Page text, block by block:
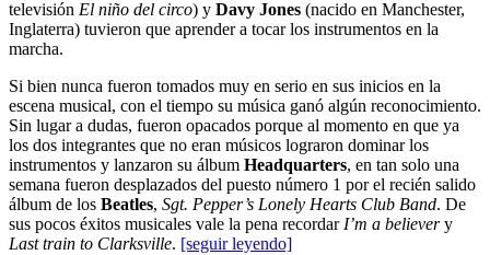
televisión El niño del circo) y Davy Jones (nacido en Manchester,
Inglaterra) tuvieron que aprender a tocar los instrumentos en la
marcha.
Si bien nunca fueron tomados muy en serio en sus inicios en la
escena musical, con el tiempo su música ganó algún reconocimiento.
Sin lugar a dudas, fueron opacados porque al momento en que ya
los dos integrantes que no eran músicos lograron dominar los
instrumentos y lanzaron su álbum Headquarters, en tan solo una
semana fueron desplazados del puesto número 1 por el recién salido
álbum de los Beatles, Sgt. Pepper’s Lonely Hearts Club Band. De
sus pocos éxitos musicales vale la pena recordar I’m a believery
Last train to Clarksville. [seguir leyendo]